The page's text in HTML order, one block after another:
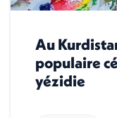
Au
populaire
yézidie